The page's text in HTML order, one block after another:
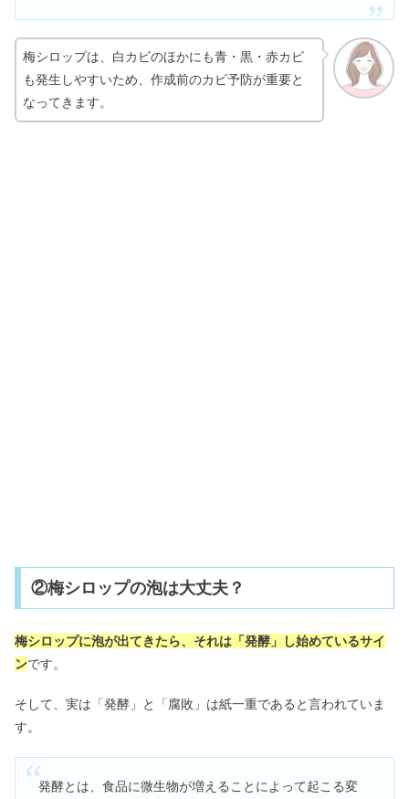
梅シロップは、白カビのほかにも青・黒・赤カビ
も発生しやすいため、作成前のカビ予防が重要と
なってきます。
②梅シロップの泡は大丈夫？
梅シロップに泡が出てきたら、それは「発酵」し始めているサイ
ンです。
そして、実は「発酵」と「腐敗」は紙一重であると言われていま
す。
発酵とは、食品に微生物が増えることによって起こる変